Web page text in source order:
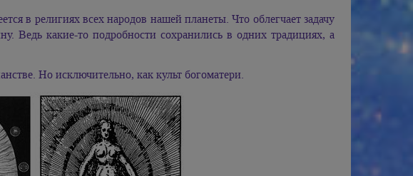
в религиях всех народов нашей планеты. Что облегчает задачу
Ведь какие-то подробности сохранились в одних традициях, а
Но исключительно, как культ богоматери.